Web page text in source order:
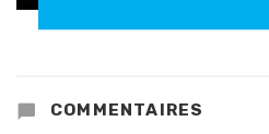
COMMENTAIRES